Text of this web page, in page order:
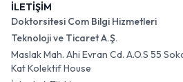
İLETİŞİM
Doktorsitesi Com Bilgi Hizmetleri
Teknoloji ve Ticaret A.Ş.
Maslak Mah. Ahi Evran Cd. A.O.S 55
Kat Kolektif House